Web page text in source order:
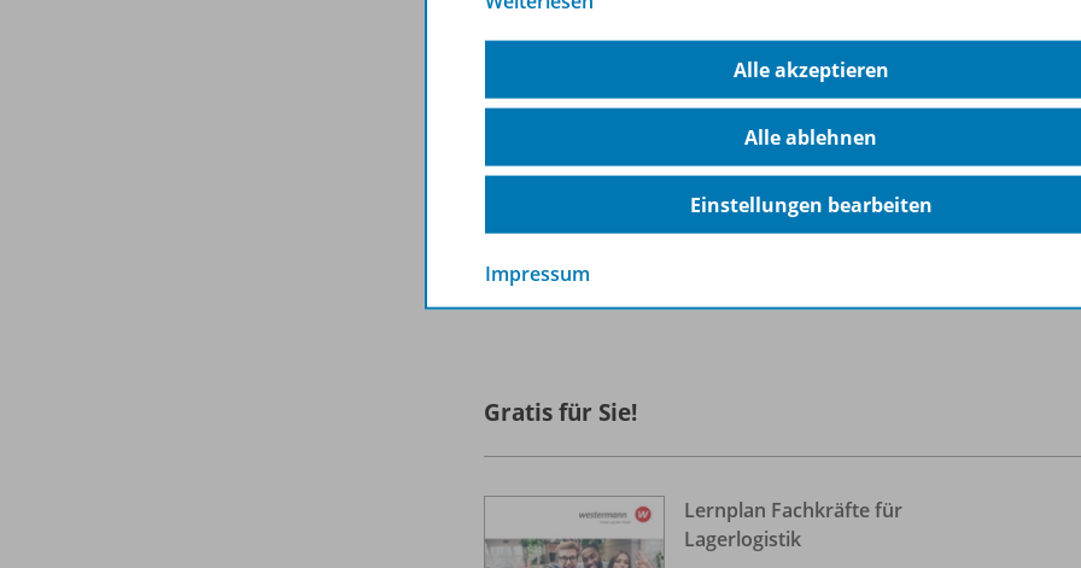
sicherbestehen – der Name ist Programm:
von Prüfungsprofis entwickelt
100 % lehrplan- und prüfungskonform
benutzerfreundlich gestaltet dank übersichtlichem und
Bestehe deine Abschlussprüfung mit Sicherheit:JETZT TESTEN
Gratis für Sie!
Lernplan Fachkräfte für
Lagerlogistik
Alle akzeptieren
Alle ablehnen
Einstellungen bearbeiten
Impressum